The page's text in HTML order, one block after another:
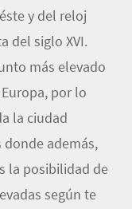
y del reloj
del siglo XVI.
más elevado
por lo
la ciudad
donde además,
la posibilidad de
según te